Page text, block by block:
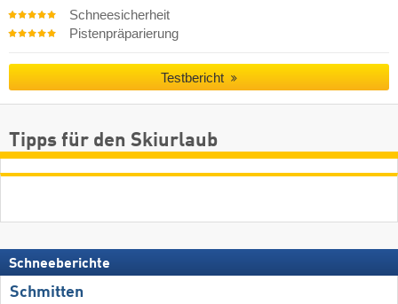
Schneesicherheit
Pistenpräparierung
Testbericht
Tipps für den Skiurlaub
Schneeberichte
Schmitten